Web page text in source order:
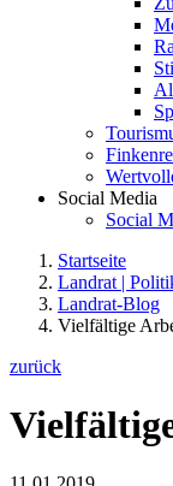
Social Media
Social
Startseite
Landrat |
Landrat-Blog
Vielfältige
zurück